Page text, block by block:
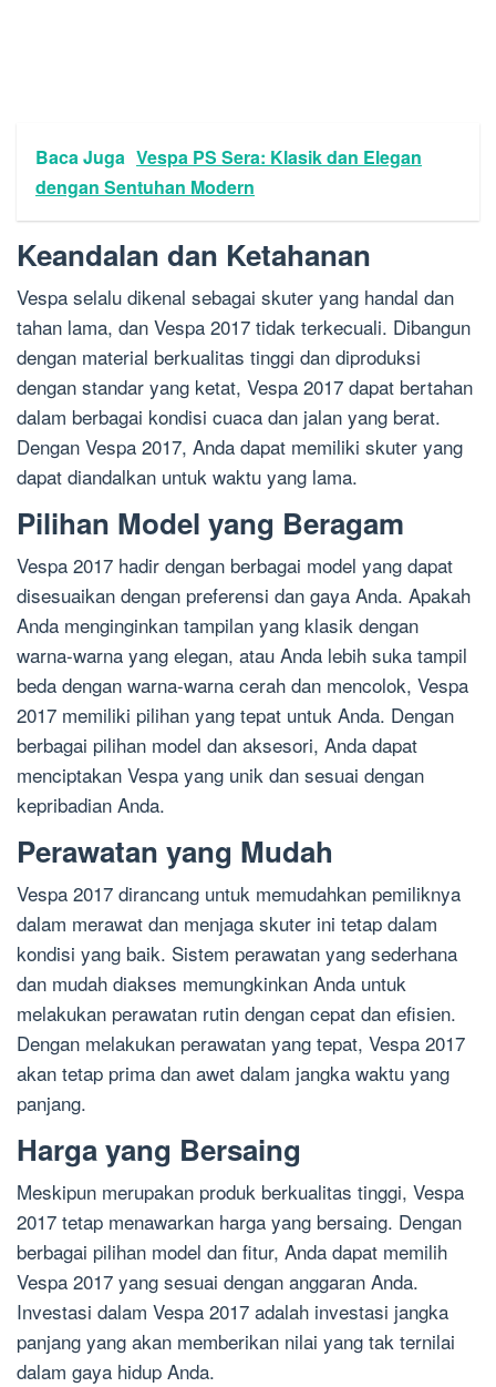
Baca Juga Vespa PS Sera: Klasik dan Elegan
dengan Sentuhan Modern
Keandalan dan Ketahanan
Vespa selalu dikenal sebagai skuter yang handal dan
tahan lama, dan Vespa 2017 tidak terkecuali. Dibangun
dengan material berkualitas tinggi dan diproduksi
dengan standar yang ketat, Vespa 2017 dapat bertahan
dalam berbagai kondisi cuaca dan jalan yang berat.
Dengan Vespa 2017, Anda dapat memiliki skuter yang
dapat diandalkan untuk waktu yang lama.
Pilihan Model yang Beragam
Vespa 2017 hadir dengan berbagai model yang dapat
disesuaikan dengan preferensi dan gaya Anda. Apakah
Anda menginginkan tampilan yang klasik dengan
warna-warna yang elegan, atau Anda lebih suka tampil
beda dengan warna-warna cerah dan mencolok, Vespa
2017 memiliki pilihan yang tepat untuk Anda. Dengan
berbagai pilihan model dan aksesori, Anda dapat
menciptakan Vespa yang unik dan sesuai dengan
kepribadian Anda.
Perawatan yang Mudah
Vespa 2017 dirancang untuk memudahkan pemiliknya
dalam merawat dan menjaga skuter ini tetap dalam
kondisi yang baik. Sistem perawatan yang sederhana
dan mudah diakses memungkinkan Anda untuk
melakukan perawatan rutin dengan cepat dan efisien.
Dengan melakukan perawatan yang tepat, Vespa 2017
akan tetap prima dan awet dalam jangka waktu yang
panjang.
Harga yang Bersaing
Meskipun merupakan produk berkualitas tinggi, Vespa
2017 tetap menawarkan harga yang bersaing. Dengan
berbagai pilihan model dan fitur, Anda dapat memilih
Vespa 2017 yang sesuai dengan anggaran Anda.
Investasi dalam Vespa 2017 adalah investasi jangka
panjang yang akan memberikan nilai yang tak ternilai
dalam gaya hidup Anda.